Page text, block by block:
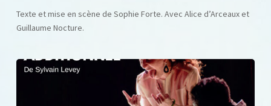
Texte et mise en scène de Sophie Forte. Avec Alice d’Arceaux et
Guillaume Nocture.